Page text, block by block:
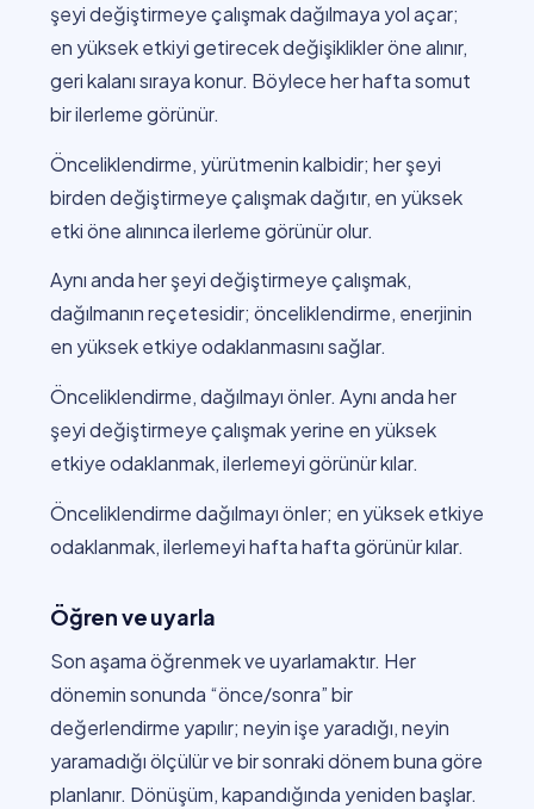
şeyi değiştirmeye çalışmak dağılmaya yol açar;
en yüksek etkiyi getirecek değişiklikler öne alınır,
geri kalanı sıraya konur. Böylece her hafta somut
bir ilerleme görünür.
Önceliklendirme, yürütmenin kalbidir; her şeyi
birden değiştirmeye çalışmak dağıtır, en yüksek
etki öne alınınca ilerleme görünür olur.
Aynı anda her şeyi değiştirmeye çalışmak,
dağılmanın reçetesidir; önceliklendirme, enerjinin
en yüksek etkiye odaklanmasını sağlar.
Önceliklendirme, dağılmayı önler. Aynı anda her
şeyi değiştirmeye çalışmak yerine en yüksek
etkiye odaklanmak, ilerlemeyi görünür kılar.
Önceliklendirme dağılmayı önler; en yüksek etkiye
odaklanmak, ilerlemeyi hafta hafta görünür kılar.
Öğren ve uyarla
Son aşama öğrenmek ve uyarlamaktır. Her
dönemin sonunda “önce/sonra” bir
değerlendirme yapılır; neyin işe yaradığı, neyin
yaramadığı ölçülür ve bir sonraki dönem buna göre
planlanır. Dönüşüm, kapandığında yeniden başlar.